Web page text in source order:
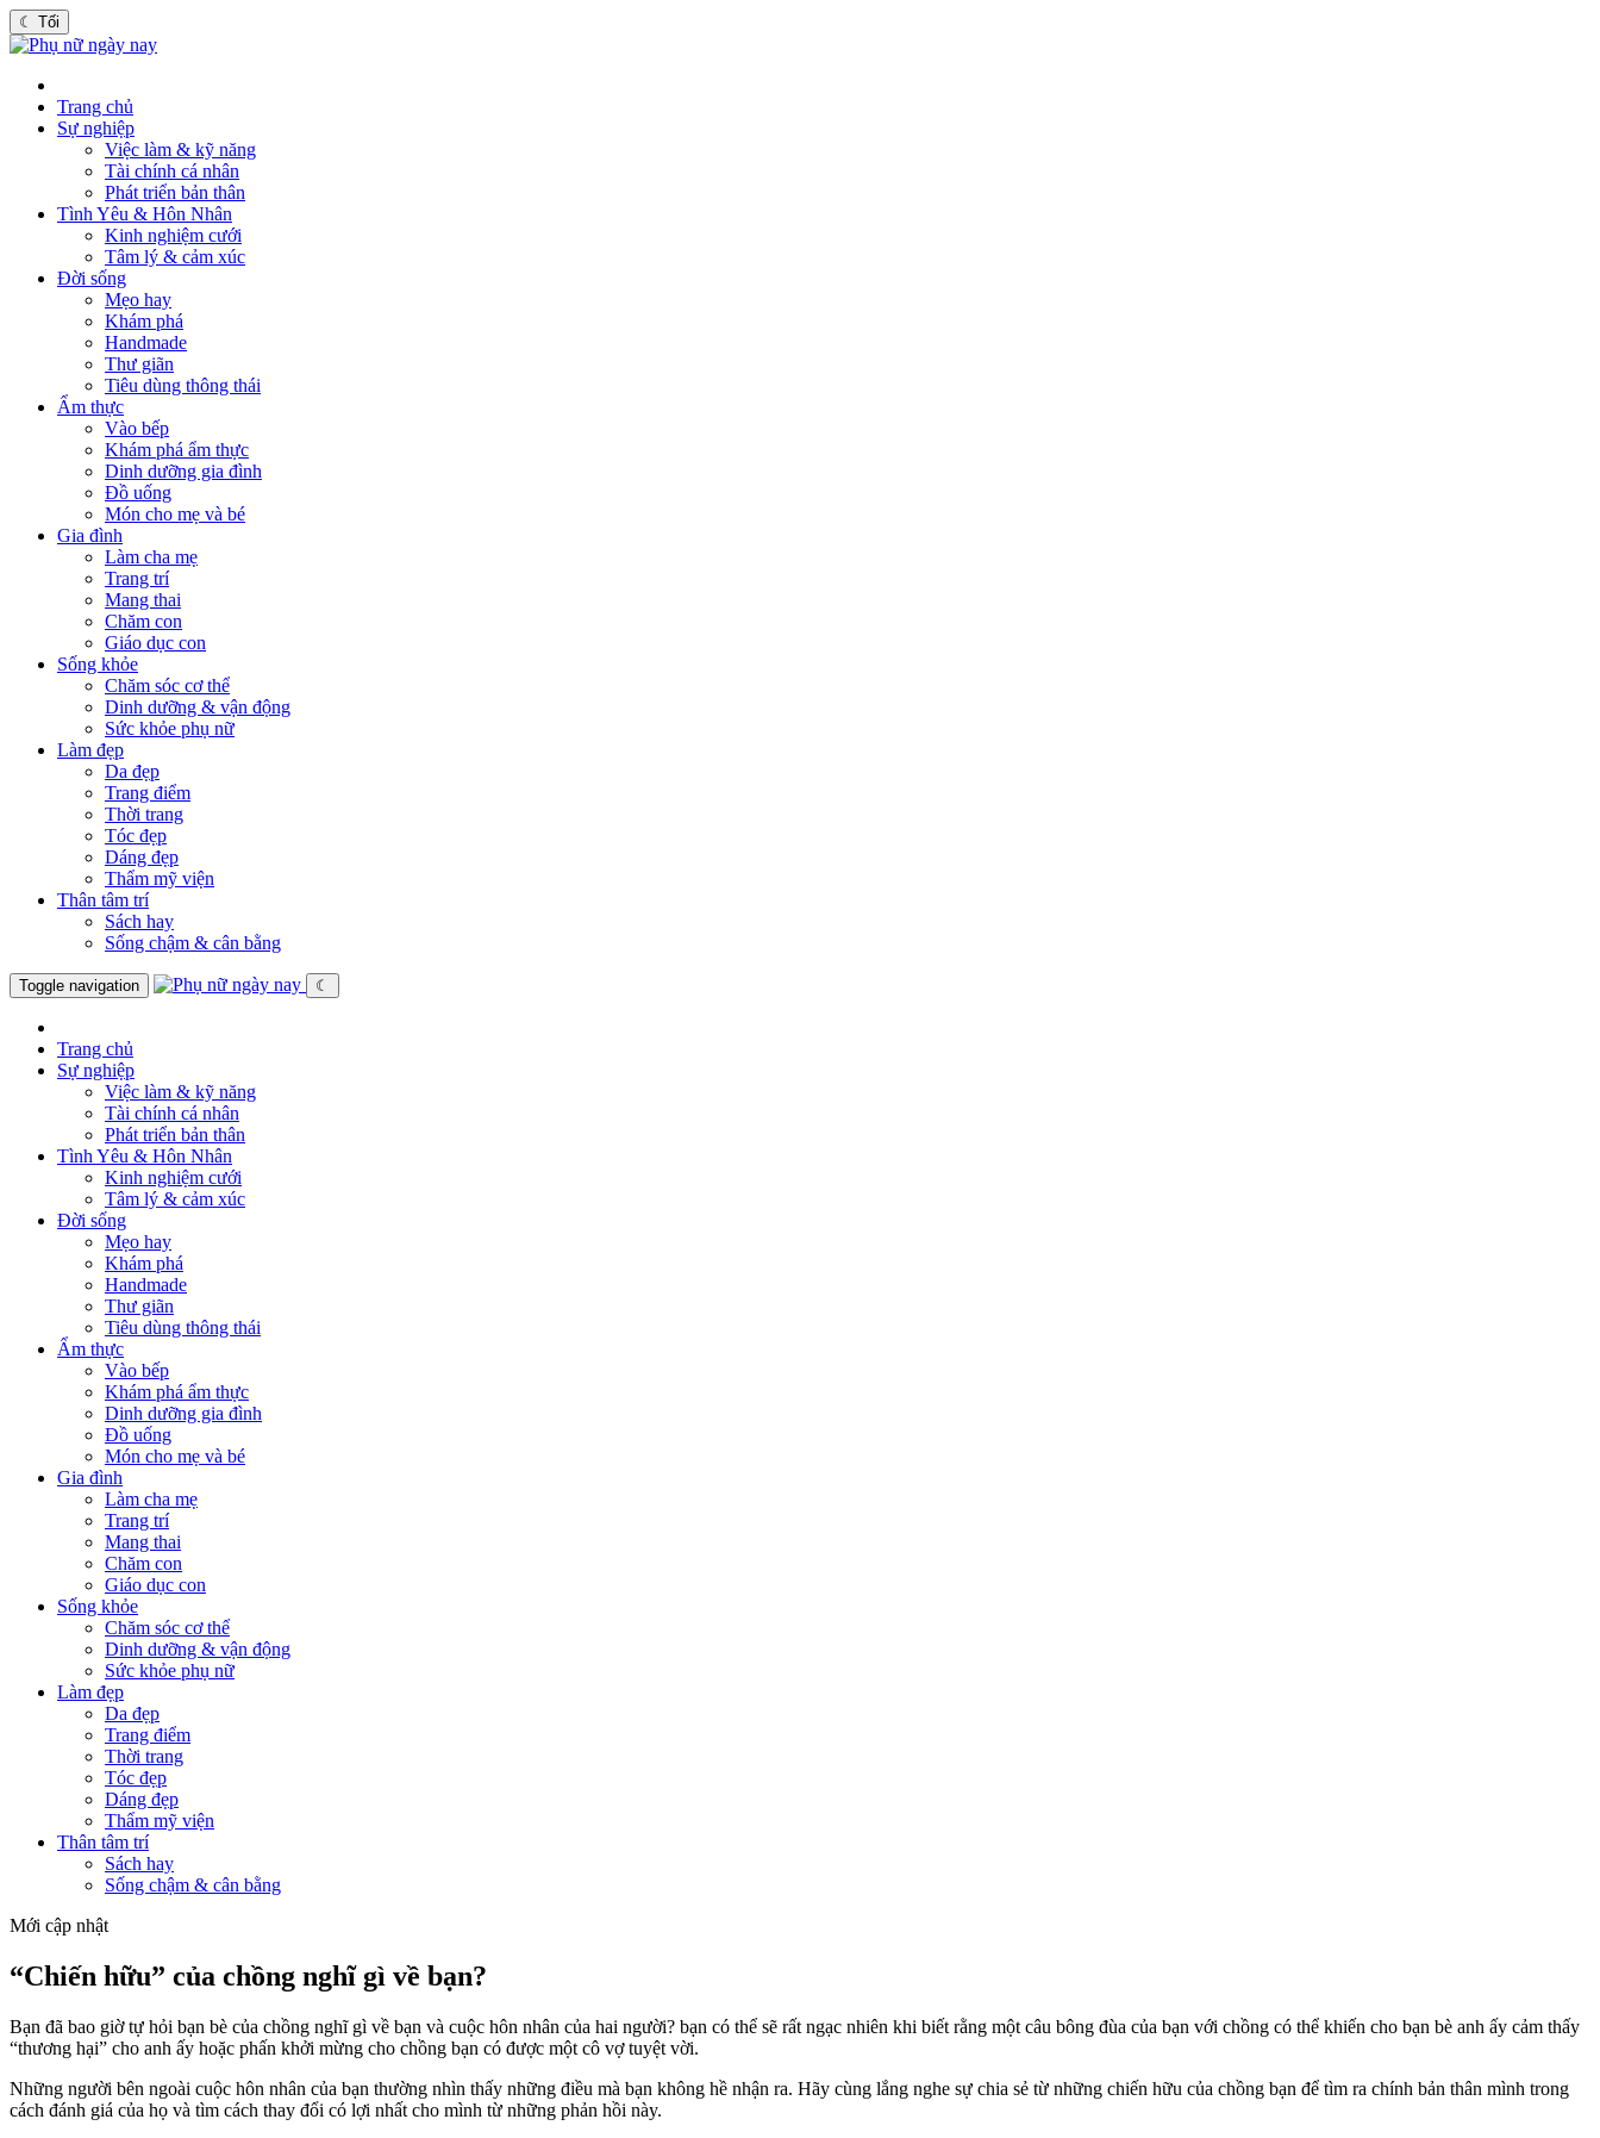
☾ Tối
Trang chủ
Sự nghiệp
Việc làm & kỹ năng
Tài chính cá nhân
Phát triển bản thân
Tình Yêu & Hôn Nhân
Kinh nghiệm cưới
Tâm lý & cảm xúc
Đời sống
Mẹo hay
Khám phá
Handmade
Thư giãn
Tiêu dùng thông thái
Ẩm thực
Vào bếp
Khám phá ẩm thực
Dinh dưỡng gia đình
Đồ uống
Món cho mẹ và bé
Gia đình
Làm cha mẹ
Trang trí
Mang thai
Chăm con
Giáo dục con
Sống khỏe
Chăm sóc cơ thể
Dinh dưỡng & vận động
Sức khỏe phụ nữ
Làm đẹp
Da đẹp
Trang điểm
Thời trang
Tóc đẹp
Dáng đẹp
Thẩm mỹ viện
Thân tâm trí
Sách hay
Sống chậm & cân bằng
Toggle navigation ☾
Trang chủ
Sự nghiệp
Việc làm & kỹ năng
Tài chính cá nhân
Phát triển bản thân
Tình Yêu & Hôn Nhân
Kinh nghiệm cưới
Tâm lý & cảm xúc
Đời sống
Mẹo hay
Khám phá
Handmade
Thư giãn
Tiêu dùng thông thái
Ẩm thực
Vào bếp
Khám phá ẩm thực
Dinh dưỡng gia đình
Đồ uống
Món cho mẹ và bé
Gia đình
Làm cha mẹ
Trang trí
Mang thai
Chăm con
Giáo dục con
Sống khỏe
Chăm sóc cơ thể
Dinh dưỡng & vận động
Sức khỏe phụ nữ
Làm đẹp
Da đẹp
Trang điểm
Thời trang
Tóc đẹp
Dáng đẹp
Thẩm mỹ viện
Thân tâm trí
Sách hay
Sống chậm & cân bằng
Mới cập nhật
“Chiến hữu” của chồng nghĩ gì về bạn?
Bạn đã bao giờ tự hỏi bạn bè của chồng nghĩ gì về bạn và cuộc hôn nhân của hai người? bạn có thể sẽ rất ngạc nhiên khi biết rằng một câu bông đùa của bạn với chồng có thể khiến cho bạn bè anh ấy cảm thấy
“thương hại” cho anh ấy hoặc phấn khởi mừng cho chồng bạn có được một cô vợ tuyệt vời.
Những người bên ngoài cuộc hôn nhân của bạn thường nhìn thấy những điều mà bạn không hề nhận ra. Hãy cùng lắng nghe sự chia sẻ từ những chiến hữu của chồng bạn để tìm ra chính bản thân mình trong
cách đánh giá của họ và tìm cách thay đổi có lợi nhất cho mình từ những phản hồi này.